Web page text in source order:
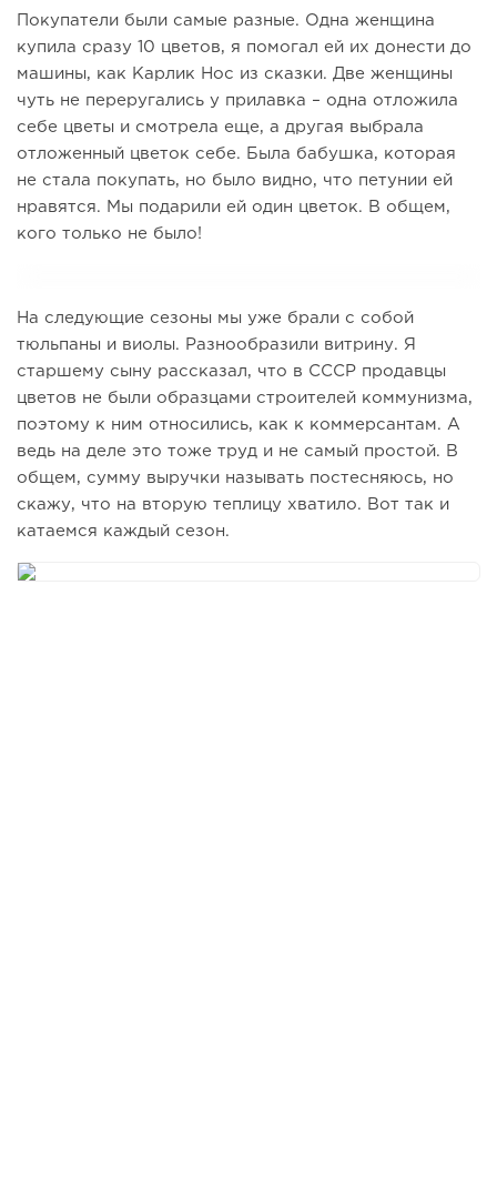
Покупатели были самые разные. Одна женщина
купила сразу 10 цветов, я помогал ей их донести до
машины, как Карлик Нос из сказки. Две женщины
чуть не переругались у прилавка – одна отложила
себе цветы и смотрела еще, а другая выбрала
отложенный цветок себе. Была бабушка, которая
не стала покупать, но было видно, что петунии ей
нравятся. Мы подарили ей один цветок. В общем,
кого только не было!
На следующие сезоны мы уже брали с собой
тюльпаны и виолы. Разнообразили витрину. Я
старшему сыну рассказал, что в СССР продавцы
цветов не были образцами строителей коммунизма,
поэтому к ним относились, как к коммерсантам. А
ведь на деле это тоже труд и не самый простой. В
общем, сумму выручки называть постесняюсь, но
скажу, что на вторую теплицу хватило. Вот так и
катаемся каждый сезон.